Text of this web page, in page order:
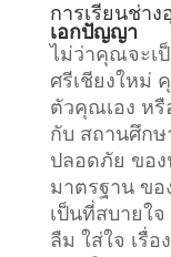
การเรียนช่าง
เอกปัญญา
ไม่ว่าคุณจะเ
ศรีเชียงใหม่
ตัวคุณเอง ห
กับ สถานศึกษ
ปลอดภัย ขอ
มาตรฐาน ขอ
เป็นที่สบายใ
ลืม ใส่ใจ เรื่